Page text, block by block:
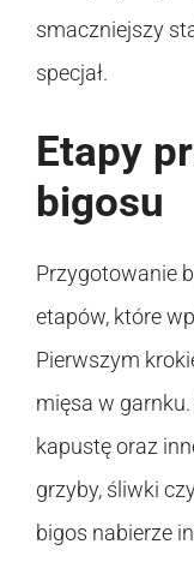
smaczniejszy
specjał.
Etapy
bigosu
Przygotowanie
etapów, które
Pierwszym
mięsa w
kapustę oraz
grzyby, śliwki
bigos nabierze